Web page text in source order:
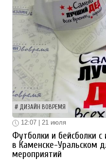
ДИЗАЙН ВОВРЕМЯ
12:07 | 21 июля
Футболки и бейсболки
в Каменске-Уральском
мероприятий